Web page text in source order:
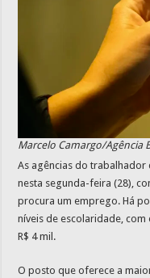
Marcelo Camargo/Agência
As agências do trabalhador
nesta segunda-feira (28),
procura um emprego. Há
níveis de escolaridade, com
R$ 4 mil.
O posto que oferece a